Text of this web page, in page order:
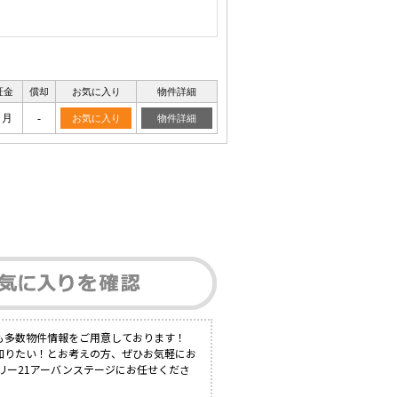
金 償却 お気に入り 物件詳細
- お気に入り 物件詳細
数物件情報をご用意しております！
たい！とお考えの方、ぜひお気軽にお
21アーバンステージにお任せくださ